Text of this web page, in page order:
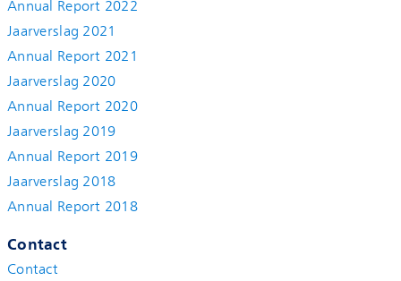
Annual Report 2022
Jaarverslag 2021
Annual Report 2021
Jaarverslag 2020
Annual Report 2020
Jaarverslag 2019
Annual Report 2019
Jaarverslag 2018
Annual Report 2018
Contact
Contact